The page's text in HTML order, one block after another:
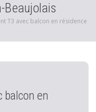
Beaujolais
T3 avec balcon en résidence
balcon en